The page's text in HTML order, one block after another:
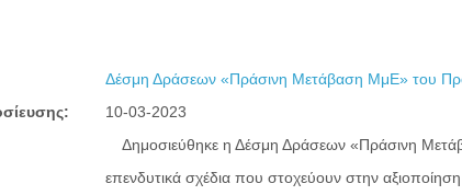
Δέσμη Δράσεων «Πράσινη Μετάβαση ΜμΕ» του
10-03-2023
Δημοσιεύθηκε η Δέσμη Δράσεων «Πράσινη
επενδυτικά σχέδια που στοχεύουν στην